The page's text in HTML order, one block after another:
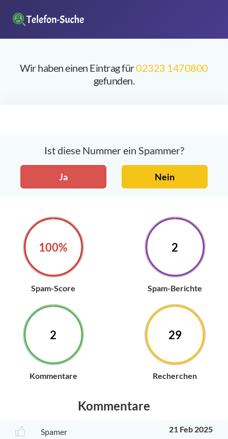
Wir haben einen Eintrag für02323 1470800
gefunden.
Ist diese Nummer ein Spammer?
Ja Nein
100%
Spam-Score
2
Spam-Berichte
2
Kommentare
29
Recherchen
Kommentare
21 Feb 2025
Spamer